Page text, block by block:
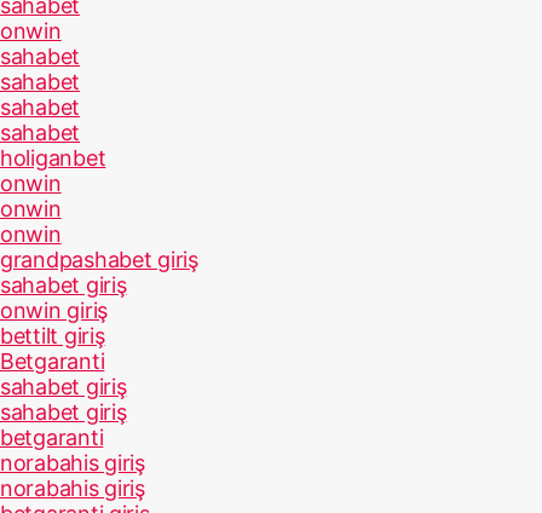
sahabet
onwin
sahabet
sahabet
sahabet
sahabet
holiganbet
onwin
onwin
onwin
grandpashabet giriş
sahabet giriş
onwin giriş
bettilt giriş
Betgaranti
sahabet giriş
sahabet giriş
betgaranti
norabahis giriş
norabahis giriş